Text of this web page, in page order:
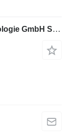
Rego Herlitzius RMT Maschinentechnologie GmbH SM3